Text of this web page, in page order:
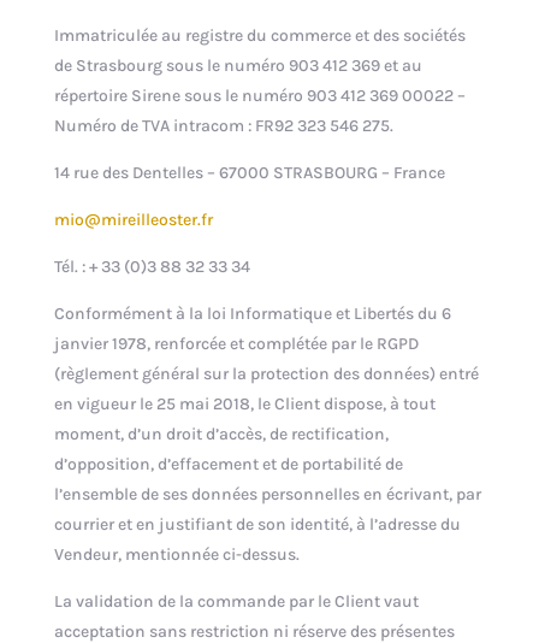
Immatriculée au registre du commerce et des sociétés
de Strasbourg sous le numéro 903 412 369 et au
répertoire Sirene sous le numéro 903 412 369 00022 –
Numéro de TVA intracom : FR92 323 546 275.
14 rue des Dentelles – 67000 STRASBOURG – France
mio@mireilleoster.fr
Tél. : + 33 (0)3 88 32 33 34
Conformément à la loi Informatique et Libertés du 6
janvier 1978, renforcée et complétée par le RGPD
(règlement général sur la protection des données) entré
en vigueur le 25 mai 2018, le Client dispose, à tout
moment, d’un droit d’accès, de rectification,
d’opposition, d’effacement et de portabilité de
l’ensemble de ses données personnelles en écrivant, par
courrier et en justifiant de son identité, à l’adresse du
Vendeur, mentionnée ci-dessus.
La validation de la commande par le Client vaut
acceptation sans restriction ni réserve des présentes